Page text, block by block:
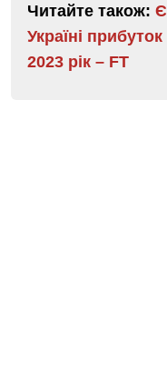
Читайте також:
Україні
2023 рік – FT